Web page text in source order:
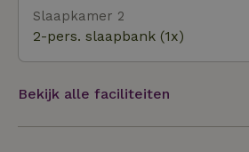
Slaapkamer 2
2-pers. slaapbank (1x)
Bekijk alle faciliteiten